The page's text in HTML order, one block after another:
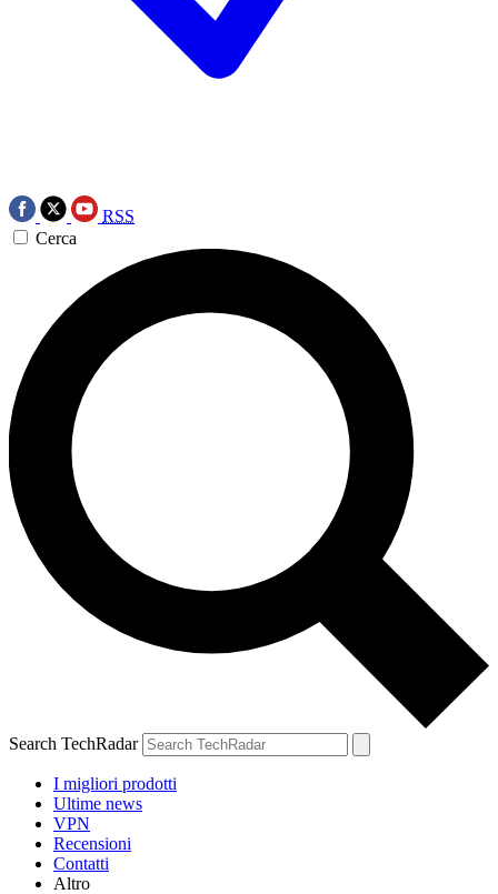
RSS
Cerca
Search TechRadar
I migliori prodotti
Ultime news
VPN
Recensioni
Contatti
Altro